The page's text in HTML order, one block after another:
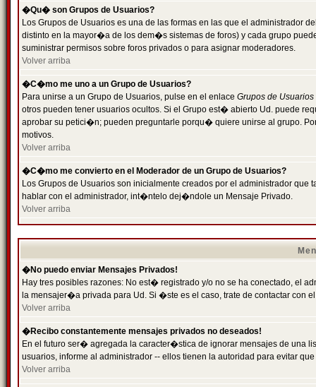
�Qu� son Grupos de Usuarios?
Los Grupos de Usuarios es una de las formas en las que el administrador
distinto en la mayor�a de los dem�s sistemas de foros) y cada grupo
suministrar permisos sobre foros privados o para asignar moderadores.
Volver arriba
�C�mo me uno a un Grupo de Usuarios?
Para unirse a un Grupo de Usuarios, pulse en el enlace Grupos de Usuarios
otros pueden tener usuarios ocultos. Si el Grupo est� abierto Ud. puede
aprobar su petici�n; pueden preguntarle porqu� quiere unirse al grupo.
motivos.
Volver arriba
�C�mo me convierto en el Moderador de un Grupo de Usuarios?
Los Grupos de Usuarios son inicialmente creados por el administrador
hablar con el administrador, int�ntelo dej�ndole un Mensaje Privado.
Volver arriba
�No puedo enviar Mensajes Privados!
Hay tres posibles razones: No est� registrado y/o no se ha conectado, el
la mensajer�a privada para Ud. Si �ste es el caso, trate de contactar con
Volver arriba
�Recibo constantemente mensajes privados no deseados!
En el futuro ser� agregada la caracter�stica de ignorar mensajes de una
usuarios, informe al administrador -- ellos tienen la autoridad para evitar
Volver arriba